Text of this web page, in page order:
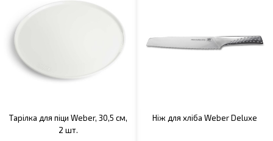
Тарілка для піци Weber, 30,5 см,
2 шт.
Ніж для хліба Weber Deluxe